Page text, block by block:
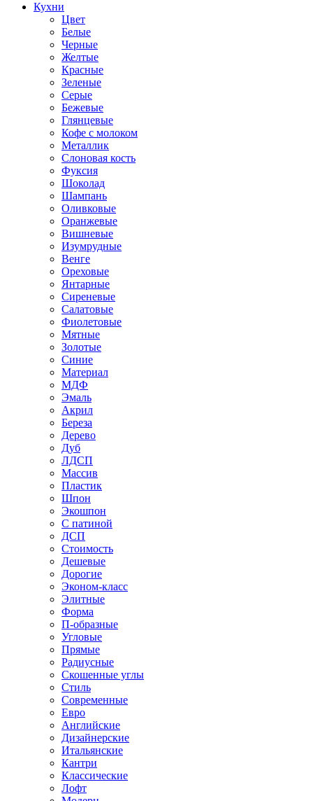
Кухни
Цвет
Белые
Черные
Желтые
Красные
Зеленые
Серые
Бежевые
Глянцевые
Кофе с молоком
Металлик
Слоновая кость
Фуксия
Шоколад
Шампань
Оливковые
Оранжевые
Вишневые
Изумрудные
Венге
Ореховые
Янтарные
Сиреневые
Салатовые
Фиолетовые
Мятные
Золотые
Синие
Материал
МДФ
Эмаль
Акрил
Береза
Дерево
Дуб
ЛДСП
Массив
Пластик
Шпон
Экошпон
С патиной
ДСП
Стоимость
Дешевые
Дорогие
Эконом-класс
Элитные
Форма
П-образные
Угловые
Прямые
Радиусные
Скошенные углы
Стиль
Современные
Евро
Английские
Дизайнерские
Итальянские
Кантри
Классические
Лофт